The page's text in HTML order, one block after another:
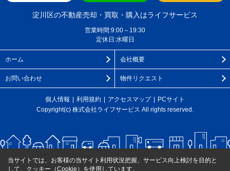
淀川区の不動産売却・買取・購入はライフサービス
営業時間:9:00～19:30
定休日:水曜日
ホーム 会社概要
お問い合わせ 物件リクエスト
個人情報 利用規約 アクセスマップ
PCサイト
Copyright(c) 株式会社ライフサービス All rights reserved.
当サイトでは、お客様の当サイト利用状況把握、サービス向上検討を目的と
して、クッキー（Cookie）を使用しています。